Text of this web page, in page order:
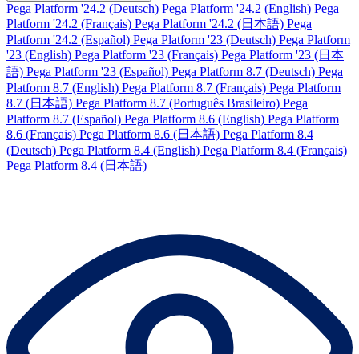
Pega Platform '24.2 (Deutsch) Pega Platform '24.2 (English) Pega
Platform '24.2 (Français) Pega Platform '24.2 (日本語) Pega
Platform '24.2 (Español) Pega Platform '23 (Deutsch) Pega Platform
'23 (English) Pega Platform '23 (Français) Pega Platform '23 (日本
語) Pega Platform '23 (Español) Pega Platform 8.7 (Deutsch) Pega
Platform 8.7 (English) Pega Platform 8.7 (Français) Pega Platform
8.7 (日本語) Pega Platform 8.7 (Português Brasileiro) Pega
Platform 8.7 (Español) Pega Platform 8.6 (English) Pega Platform
8.6 (Français) Pega Platform 8.6 (日本語) Pega Platform 8.4
(Deutsch) Pega Platform 8.4 (English) Pega Platform 8.4 (Français)
Pega Platform 8.4 (日本語)